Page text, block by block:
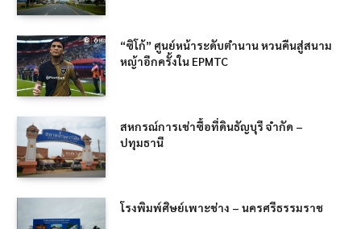
“ซิโก้” ศูนย์หน้าระดับตำนาน หวนคืนสู่สนาม
หญ้าอีกครั้งใน EPMTC
สหกรณ์การเช่าซื้อที่ดินธัญบุรี จำกัด –
ปทุมธานี
โรงพิมพ์ศิษย์เพาะช่าง – นครศรีธรรมราช